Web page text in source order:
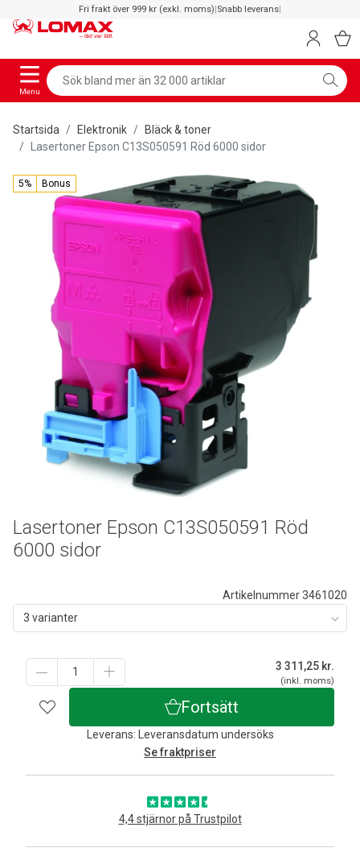
Fri frakt över 999 kr (exkl. moms)|Snabb leverans|
Menu
Startsida Elektronik
Bläck & toner
Lasertoner Epson C13S050591 Röd 6000 sidor
5% Bonus
Artikelnummer 3461020
3 varianter
3 311,25 kr.
(inkl. moms)
Fortsätt
Leverans: Leveransdatum undersöks
Se fraktpriser
4,4 stjärnor på Trustpilot
Lasertoner Epson C13S050591 Röd
6000 sidor